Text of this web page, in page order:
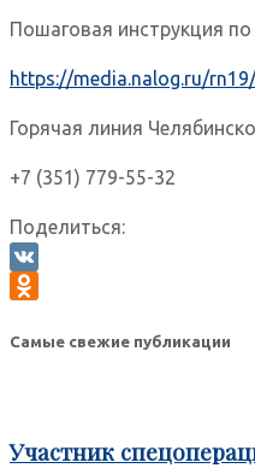
Пошаговая инструкция
https://media.nalog.ru/
Горячая линия
+7 (351) 779-55-32
Поделиться:
VK
Самые свежие публикации
Участник